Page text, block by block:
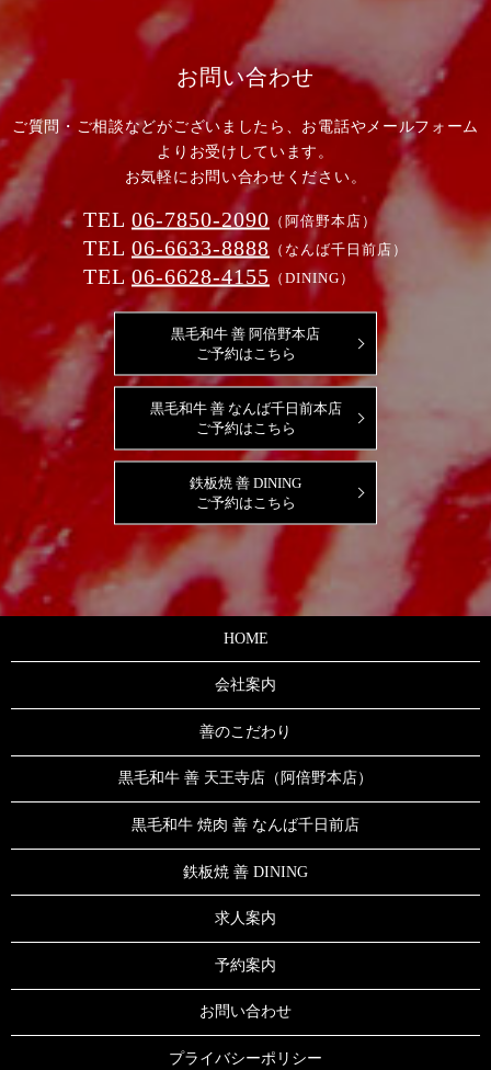
お問い合わせ
ご質問・ご相談などがございましたら、お電話やメールフォーム
よりお受けしています。
お気軽にお問い合わせください。
TEL 06-7850-2090 （阿倍野本店）
TEL 06-6633-8888 （なんば千日前店）
TEL 06-6628-4155 （DINING）
黒毛和牛 善 阿倍野本店
ご予約はこちら
黒毛和牛 善 なんば千日前本店
ご予約はこちら
鉄板焼 善 DINING
ご予約はこちら
HOME
会社案内
善のこだわり
黒毛和牛 善 天王寺店（阿倍野本店）
黒毛和牛 焼肉 善 なんば千日前店
鉄板焼 善 DINING
求人案内
予約案内
お問い合わせ
プライバシーポリシー